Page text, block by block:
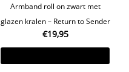
Armband roll on zwart met
glazen kralen – Return to Sender
€19,95